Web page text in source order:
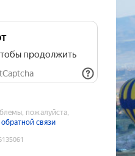
продолжить
пожалуйста,
связи